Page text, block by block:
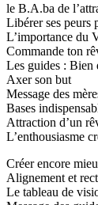
le B.A.ba de
Libérer ses peurs
L’importance du
Commande ton
Les guides : Bien
Axer son but
Message des
Bases
Attraction d’un
L’enthousiasme
Créer encore
Alignement et
Le tableau de